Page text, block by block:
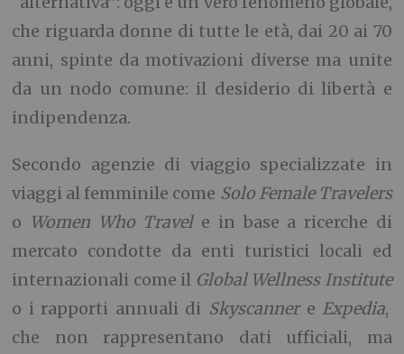
che riguarda donne di tutte le età, dai 20 ai 70
anni, spinte da motivazioni diverse ma unite
da un nodo comune: il desiderio di libertà e
indipendenza.
Secondo agenzie di viaggio specializzate in
viaggi al femminile come Solo Female Travelers
o Women Who Travele in base a ricerche di
mercato condotte da enti turistici locali ed
internazionali come il Global Wellness Institute
o i rapporti annuali di Skyscannere Expedia,
che non rappresentano dati ufficiali, ma